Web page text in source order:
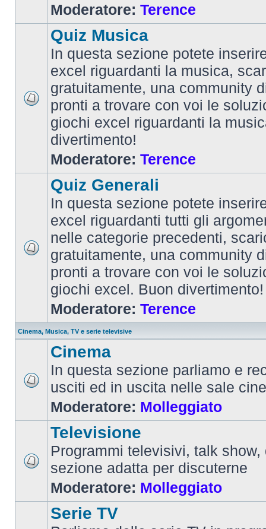
Moderatore: Terence
Quiz Musica
In questa sezione potete
excel riguardanti la musica,
gratuitamente, una community
pronti a trovare con voi le
giochi excel riguardanti la
divertimento!
Moderatore: Terence
Quiz Generali
In questa sezione potete
excel riguardanti tutti gli
nelle categorie precedenti,
gratuitamente, una community
pronti a trovare con voi le
giochi excel. Buon divertimento!
Moderatore: Terence
Cinema, Musica, TV e serie televisive
Cinema
In questa sezione parliamo e
usciti ed in uscita nelle sale
Moderatore: Molleggiato
Televisione
Programmi televisivi, talk show,
sezione adatta per discuterne
Moderatore: Molleggiato
Serie TV